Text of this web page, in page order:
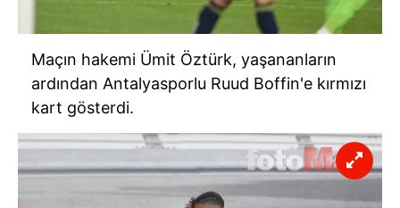
Maçın hakemi Ümit Öztürk, yaşananların
ardından Antalyasporlu Ruud Boffin'e kırmızı
kart gösterdi.